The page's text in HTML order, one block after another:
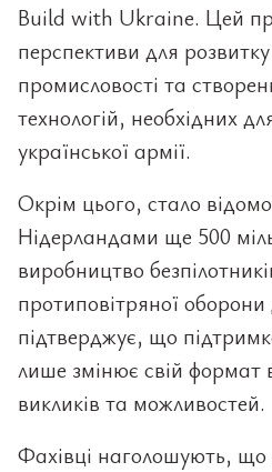
Build with Ukraine. Цей
перспективи для
промисловості та
технологій, необхідних
української армії.
Окрім цього, стало
Нідерландами ще 500
виробництво
протиповітряної
підтверджує, що
лише змінює свій формат
викликів та можливостей.
Фахівці наголошують, що